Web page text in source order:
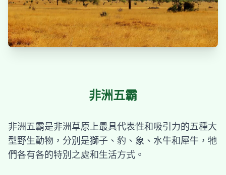
非洲五霸
非洲五霸是非洲草原上最具代表性和吸引力的五種大
型野生動物，分別是獅子、豹、象、水牛和犀牛，牠
們各有各的特別之處和生活方式。